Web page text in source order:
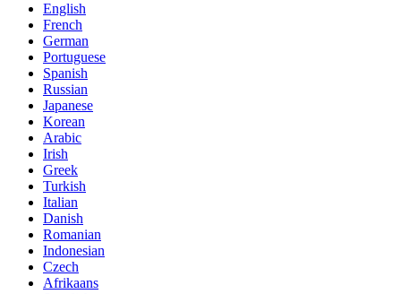
English
French
German
Portuguese
Spanish
Russian
Japanese
Korean
Arabic
Irish
Greek
Turkish
Italian
Danish
Romanian
Indonesian
Czech
Afrikaans